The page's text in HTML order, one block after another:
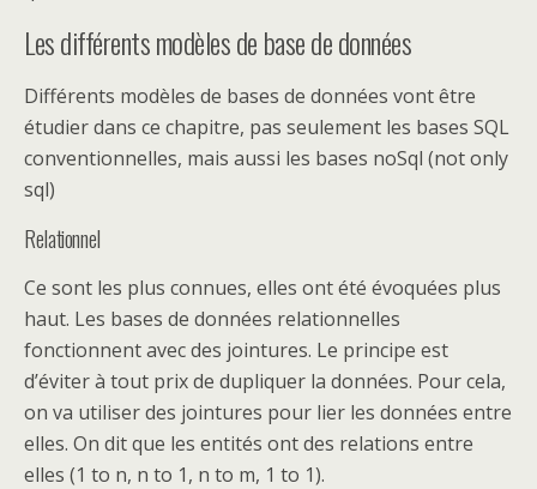
Les différents modèles de base de données
Différents modèles de bases de données vont être
étudier dans ce chapitre, pas seulement les bases SQL
conventionnelles, mais aussi les bases noSql (not only
sql)
Relationnel
Ce sont les plus connues, elles ont été évoquées plus
haut. Les bases de données relationnelles
fonctionnent avec des jointures. Le principe est
d’éviter à tout prix de dupliquer la données. Pour cela,
on va utiliser des jointures pour lier les données entre
elles. On dit que les entités ont des relations entre
elles (1 to n, n to 1, n to m, 1 to 1).